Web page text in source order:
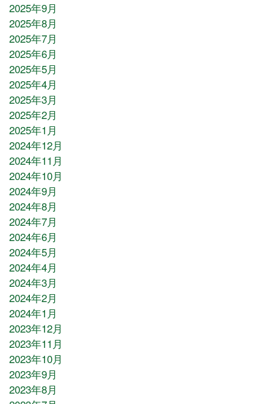
2025年9月
2025年8月
2025年7月
2025年6月
2025年5月
2025年4月
2025年3月
2025年2月
2025年1月
2024年12月
2024年11月
2024年10月
2024年9月
2024年8月
2024年7月
2024年6月
2024年5月
2024年4月
2024年3月
2024年2月
2024年1月
2023年12月
2023年11月
2023年10月
2023年9月
2023年8月